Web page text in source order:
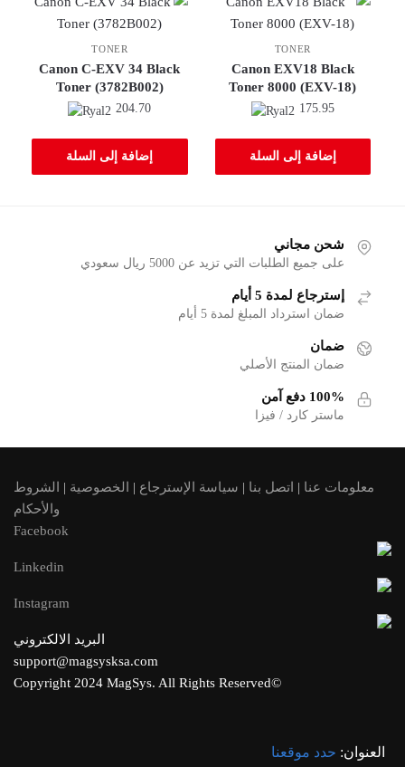
TONER
Canon EXV18 Black
Toner 8000 (EXV-18)
175.95
إضافة إلى السلة
TONER
Canon C-EXV 34 Black
Toner (3782B002)
204.70
إضافة إلى السلة
شحن مجاني
على جميع الطلبات التي تزيد عن 5000 ريال سعودي
إسترجاع لمدة 5 أيام
ضمان استرداد المبلغ لمدة 5 أيام
ضمان
ضمان المنتج الأصلي
100% دفع آمن
ماستر كارد / فيزا
معلومات عنا | اتصل بنا | سياسة الإسترجاع | الخصوصية |
الشروط
والأحكام
Facebook
Linkedin
Instagram
البريد الالكتروني
support@magsysksa.com
©Copyright 2024 MagSys. All Rights Reserved
العنوان: حدد موقعنا